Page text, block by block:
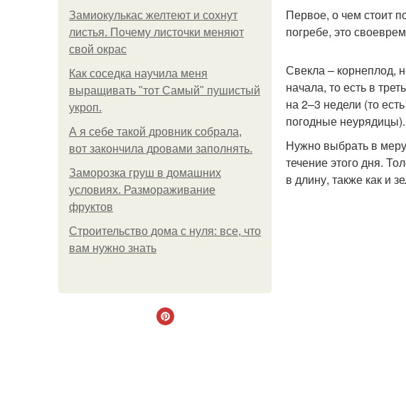
Замиокулькас желтеют и сохнут
листья. Почему листочки меняют
свой окрас
Как соседка научила меня
выращивать "тот Самый" пушистый
укроп.
А я себе такой дровник собрала,
вот закончила дровами заполнять.
Заморозка груш в домашних
условиях. Размораживание
фруктов
Строительство дома с нуля: все, что
вам нужно знать
Первое, о чем стоит
погребе, это
Свекла – корнеплод,
начала, то есть в
на 2–3 недели (то
погодные неурядицы).
Нужно выбрать в
течение этого дня.
в длину, также как и